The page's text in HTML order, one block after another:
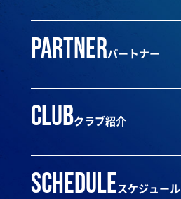
partnerパートナー
clubクラブ紹介
scheduleスケジュール